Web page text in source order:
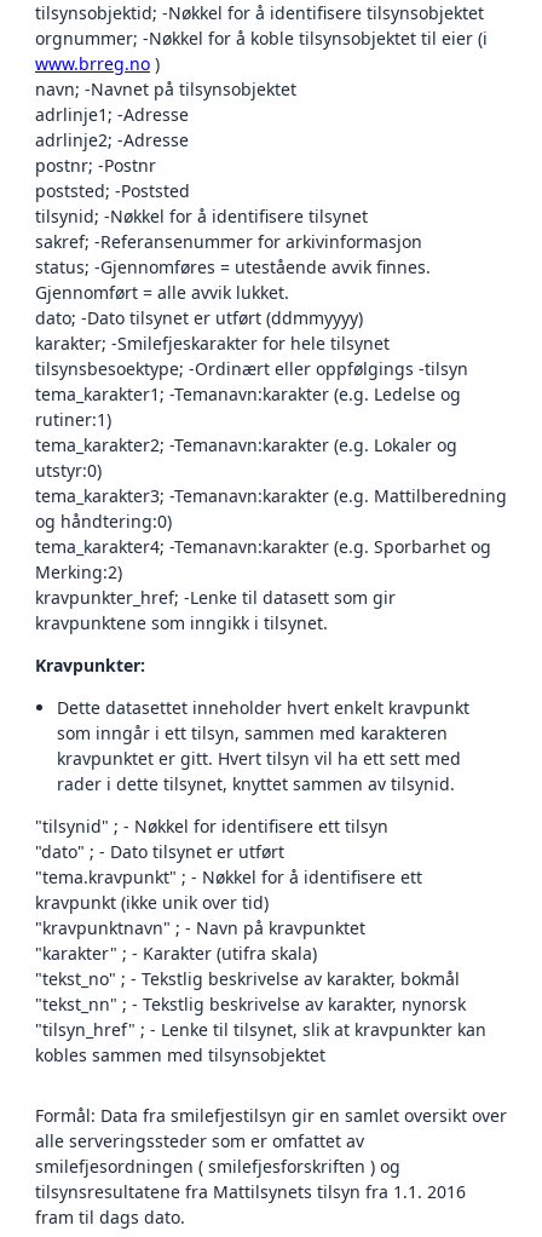
tilsynsobjektid; -Nøkkel for å identifisere tilsynsobjektet
orgnummer; -Nøkkel for å koble tilsynsobjektet til eier (i
www.brreg.no )
navn; -Navnet på tilsynsobjektet
adrlinje1; -Adresse
adrlinje2; -Adresse
postnr; -Postnr
poststed; -Poststed
tilsynid; -Nøkkel for å identifisere tilsynet
sakref; -Referansenummer for arkivinformasjon
status; -Gjennomføres = utestående avvik finnes.
Gjennomført = alle avvik lukket.
dato; -Dato tilsynet er utført (ddmmyyyy)
karakter; -Smilefjeskarakter for hele tilsynet
tilsynsbesoektype; -Ordinært eller oppfølgings -tilsyn
tema_karakter1; -Temanavn:karakter (e.g. Ledelse og
rutiner:1)
tema_karakter2; -Temanavn:karakter (e.g. Lokaler og
utstyr:0)
tema_karakter3; -Temanavn:karakter (e.g. Mattilberedning
og håndtering:0)
tema_karakter4; -Temanavn:karakter (e.g. Sporbarhet og
Merking:2)
kravpunkter_href; -Lenke til datasett som gir
kravpunktene som inngikk i tilsynet.
Kravpunkter:
Dette datasettet inneholder hvert enkelt kravpunkt
som inngår i ett tilsyn, sammen med karakteren
kravpunktet er gitt. Hvert tilsyn vil ha ett sett med
rader i dette tilsynet, knyttet sammen av tilsynid.
"tilsynid" ; - Nøkkel for identifisere ett tilsyn
"dato" ; - Dato tilsynet er utført
"tema.kravpunkt" ; - Nøkkel for å identifisere ett
kravpunkt (ikke unik over tid)
"kravpunktnavn" ; - Navn på kravpunktet
"karakter" ; - Karakter (utifra skala)
"tekst_no" ; - Tekstlig beskrivelse av karakter, bokmål
"tekst_nn" ; - Tekstlig beskrivelse av karakter, nynorsk
"tilsyn_href" ; - Lenke til tilsynet, slik at kravpunkter kan
kobles sammen med tilsynsobjektet
Formål: Data fra smilefjestilsyn gir en samlet oversikt over
alle serveringssteder som er omfattet av
smilefjesordningen ( smilefjesforskriften ) og
tilsynsresultatene fra Mattilsynets tilsyn fra 1.1. 2016
fram til dags dato.